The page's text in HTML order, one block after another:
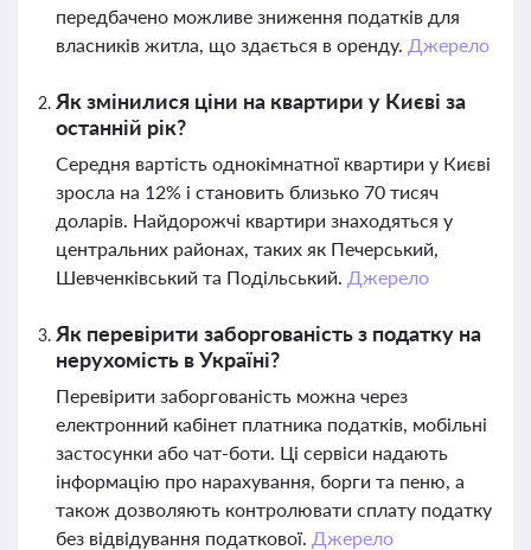
передбачено можливе зниження податків для
власників житла, що здається в оренду. Джерело
Як змінилися ціни на квартири у Києві за
останній рік?
Середня вартість однокімнатної квартири у Києві
зросла на 12% і становить близько 70 тисяч
доларів. Найдорожчі квартири знаходяться у
центральних районах, таких як Печерський,
Шевченківський та Подільський. Джерело
Як перевірити заборгованість з податку на
нерухомість в Україні?
Перевірити заборгованість можна через
електронний кабінет платника податків, мобільні
застосунки або чат-боти. Ці сервіси надають
інформацію про нарахування, борги та пеню, а
також дозволяють контролювати сплату податку
без відвідування податкової. Джерело